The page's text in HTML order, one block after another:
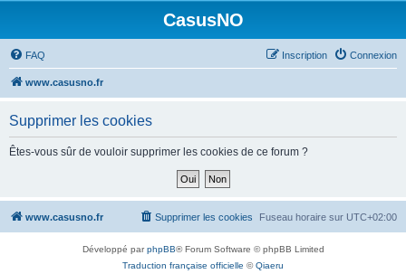
CasusNO
FAQ Connexion
Inscription
www.casusno.fr
Supprimer les cookies
Êtes-vous sûr de vouloir supprimer les cookies de ce forum ?
www.casusno.fr Fuseau horaire sur UTC+02:00
Supprimer les cookies
Développé parphpBB® Forum Software © phpBB Limited
Traduction française officielle ©Qiaeru